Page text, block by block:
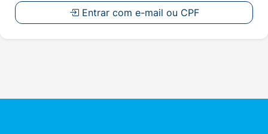
Entrar com e-mail ou CPF